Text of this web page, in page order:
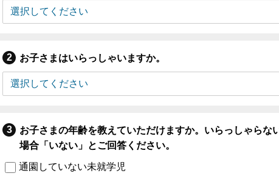
お子さまはいらっしゃいますか。
お子さまの年齢を教えていただけますか。いらっしゃらな
場合「いない」とご回答ください。
通園していない未就学児